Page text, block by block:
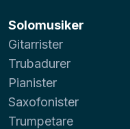
Solomusiker
Gitarrister
Trubadurer
Pianister
Saxofonister
Trumpetare